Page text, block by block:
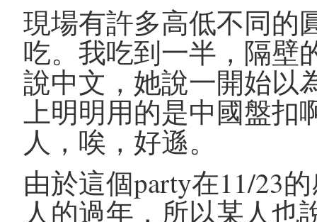
現場有許多高低不同的
吃。我吃到一半，隔壁
說中文，她說一開始以
上明明用的是中國盤扣
人，唉，好遜。
由於這個party在11/23
人的過年，所以某人也